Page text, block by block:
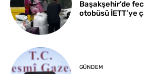
Başakşehir’de
otobüsü İETT’ye
GÜNDEM